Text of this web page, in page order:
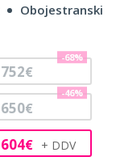
Obojestranski
604€
650€
-46%
752€
-68%